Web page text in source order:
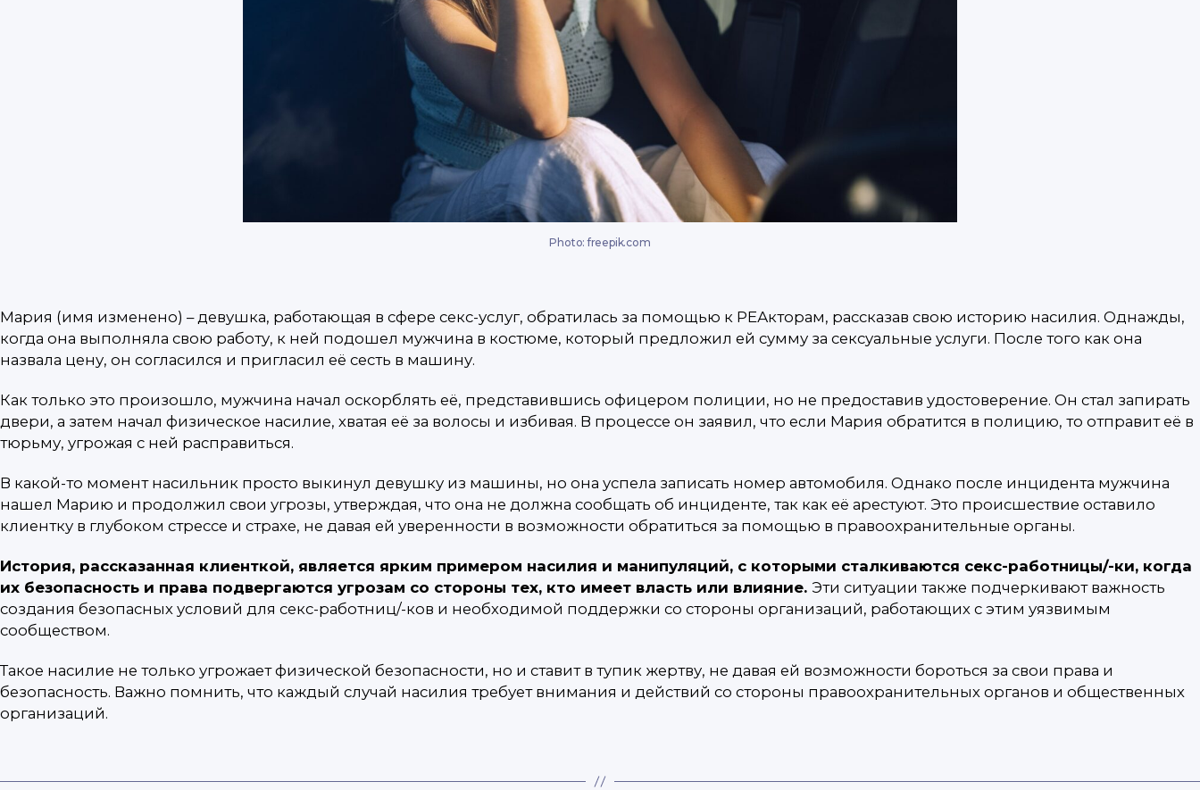
Photo: freepik.com
Мария (имя изменено) – девушка, работающая в сфере секс-услуг, обратилась за помощью к РЕАкторам, рассказав свою историю насилия. Однажды,
когда она выполняла свою работу, к ней подошел мужчина в костюме, который предложил ей сумму за сексуальные услуги. После того как она
назвала цену, он согласился и пригласил её сесть в машину.
Как только это произошло, мужчина начал оскорблять её, представившись офицером полиции, но не предоставив удостоверение. Он стал запирать
двери, а затем начал физическое насилие, хватая её за волосы и избивая. В процессе он заявил, что если Мария обратится в полицию, то отправит её в
тюрьму, угрожая с ней расправиться.
В какой-то момент насильник просто выкинул девушку из машины, но она успела записать номер автомобиля. Однако после инцидента мужчина
нашел Марию и продолжил свои угрозы, утверждая, что она не должна сообщать об инциденте, так как её арестуют. Это происшествие оставило
клиентку в глубоком стрессе и страхе, не давая ей уверенности в возможности обратиться за помощью в правоохранительные органы.
История, рассказанная клиенткой, является ярким примером насилия и манипуляций, с которыми сталкиваются секс-работницы/-ки, когда
их безопасность и права подвергаются угрозам со стороны тех, кто имеет власть или влияние. Эти ситуации также подчеркивают важность
создания безопасных условий для секс-работниц/-ков и необходимой поддержки со стороны организаций, работающих с этим уязвимым
сообществом.
Такое насилие не только угрожает физической безопасности, но и ставит в тупик жертву, не давая ей возможности бороться за свои права и
безопасность. Важно помнить, что каждый случай насилия требует внимания и действий со стороны правоохранительных органов и общественных
организаций.